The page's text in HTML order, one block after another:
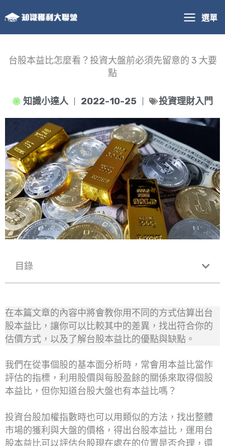
至
主
選單
台股本益比怎麼看？投資大盤前必須先留意的 3 大要
點
知識小達人 2022-10-25 投資理財入門
目錄
在本篇文章的內容中將會教你用不同的方式估算出台
股本益比，讓你可以比較其中的差異，找出符合你的
估價方式，以及了解台股本益比的優點與缺點。
我們在從事個股的基本面分析時，常會用本益比當作
評估的指標，利用股價與每股盈餘的關係來取得個股
本益比，但你知道台股大盤也有本益比嗎？
投資台股加權指數時也可以用類似的方法，找出整體
市場的獲利與大盤的價格，得出台股本益比，運用台
股本益比可以評估台股現在處在的位置是否合理，還